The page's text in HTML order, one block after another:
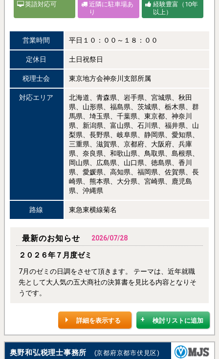
英語対応可
近隣に駐車場あ
り
経験豊富（10年
以上）
営業時間 平日１０：００～１８：００
定休日 土日祝祭日
税理士会 東京地方会神奈川支部所属
対応エリア
北海道、青森県、岩手県、宮城県、秋田
県、山形県、福島県、茨城県、栃木県、群
馬県、埼玉県、千葉県、東京都、神奈川
県、新潟県、富山県、石川県、福井県、山
梨県、長野県、岐阜県、静岡県、愛知県、
三重県、滋賀県、京都府、大阪府、兵庫
県、奈良県、和歌山県、鳥取県、島根県、
岡山県、広島県、山口県、徳島県、香川
県、愛媛県、高知県、福岡県、佐賀県、長
崎県、熊本県、大分県、宮崎県、鹿児島
県、沖縄県
路線 東急東横線菊名
最新のお知らせ 2026/07/28
２０２６年７月度ゼミ
7月のゼミの日調をさせて頂きます。 テーマは、近年就職
先として大人気の五大商社の決算書を見比る内容となりそ
うです。
検討リストに追加
詳細を表示する
奥野和弘税理士事務所 (京都府京都市伏見区)